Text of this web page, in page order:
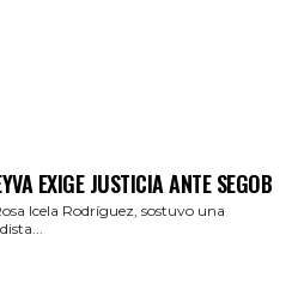
EXIGE JUSTICIA ANTE SEGOB
Icela Rodríguez, sostuvo una